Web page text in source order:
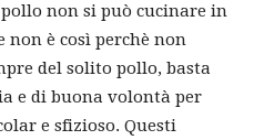
non si può cucinare in
non è così perchè non
del solito pollo, basta
e di buona volontà per
e sfizioso. Questi